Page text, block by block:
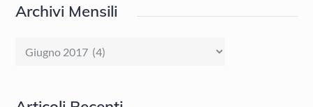
Archivi Mensili
Archivi